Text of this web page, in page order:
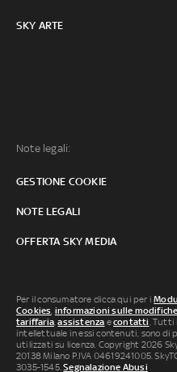
SKY ARTE
Note legali:
GESTIONE COOKIE
NOTE LEGALI
OFFERTA SKY MEDIA
Per il consumatore clicca qui per i
Cookies informazioni sulle
tariffaria ,assistenza econtatti .
intellettuale in essi contenuti, sono di
utilizzati su licenza. Copyright 2026
20138 Milano P.IVA 04619241005.
3035-1545.Segnalazione Abusi